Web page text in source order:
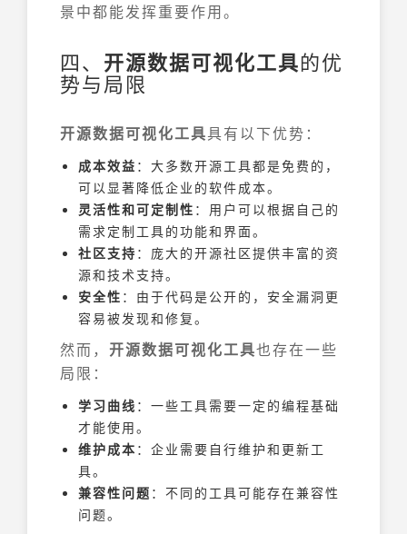
景中都能发挥重要作用。
四、 开源数据可视化工具的优
势与局限
开源数据可视化工具具有以下优势：
成本效益 ：大多数开源工具都是免费的，
可以显著降低企业的软件成本。
灵活性和可定制性 ：用户可以根据自己的
需求定制工具的功能和界面。
社区支持 ：庞大的开源社区提供丰富的资
源和技术支持。
安全性 ：由于代码是公开的，安全漏洞更
容易被发现和修复。
然而， 开源数据可视化工具也存在一些
局限：
学习曲线 ：一些工具需要一定的编程基础
才能使用。
维护成本 ：企业需要自行维护和更新工
具。
兼容性问题 ：不同的工具可能存在兼容性
问题。